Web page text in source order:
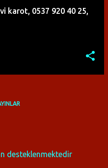
karot, 0537 920 40 25,
desteklenmektedir